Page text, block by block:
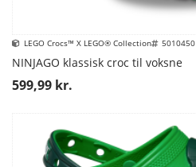
LEGO Crocs™ X LEGO® Collection 5010450
NINJAGO klassisk croc til voksne
599,99 kr.